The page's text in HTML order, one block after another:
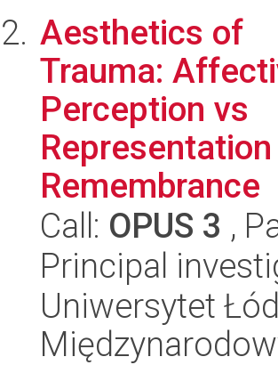
Aesthetics of
Trauma:
Perception vs
Remembrance
Call: OPUS 3 ,
Principal
Uniwersytet